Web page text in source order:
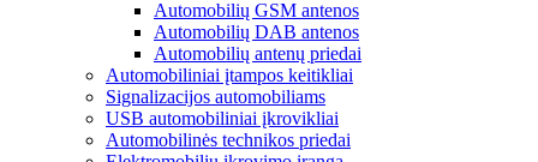
Automobilių GSM antenos
Automobilių DAB antenos
Automobilių antenų priedai
Automobiliniai įtampos keitikliai
Signalizacijos automobiliams
USB automobiliniai įkrovikliai
Automobilinės technikos priedai